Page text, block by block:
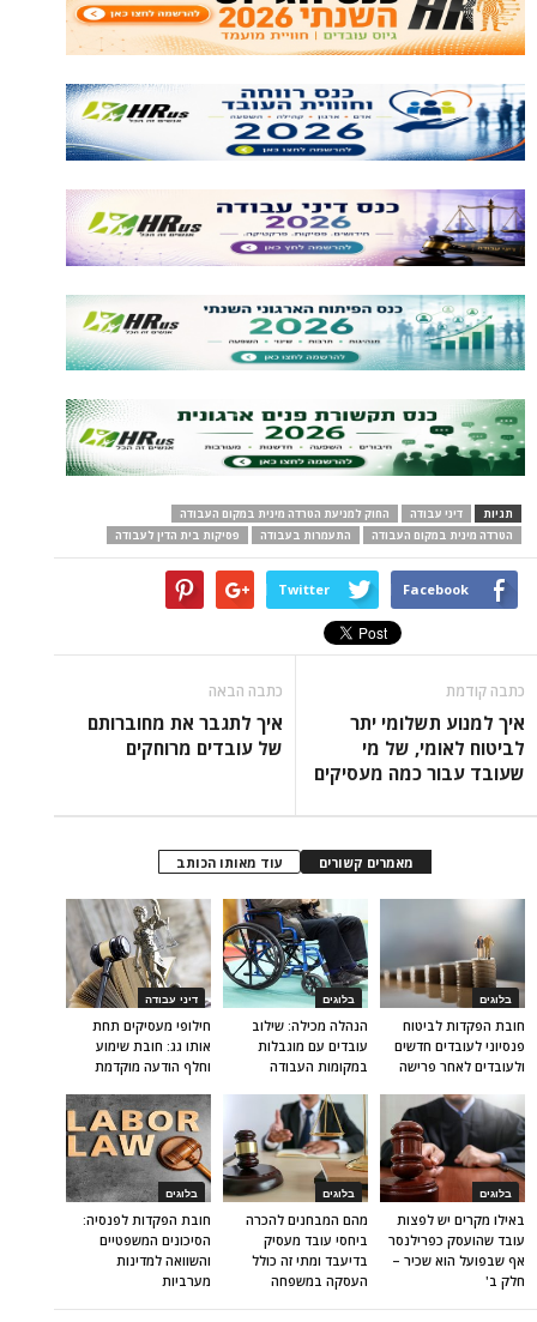
תגיות דיני עבודה
החוק למניעת הטרדה מינית במקום העבודה
הטרדה מינית במקום העבודה
התעמרות בעבודה פסיקות בית הדין לעבודה
Facebook
Twitter
כתבה קודמת
איך למנוע תשלומי יתר
לביטוח לאומי, של מי
שעובד עבור כמה מעסיקים
כתבה הבאה
איך לתגבר את מחוברותם
של עובדים מרוחקים
מאמרים קשורים עוד מאותו הכותב
דיני עבודה
חילופי מעסיקים תחת
אותו גג: חובת שימוע
וחלף הודעה מוקדמת
בלוגים
הנהלה מכילה: שילוב
עובדים עם מוגבלות
במקומות העבודה
בלוגים
חובת הפקדות לביטוח
פנסיוני לעובדים חדשים
ולעובדים לאחר פרישה
בלוגים
חובת הפקדות לפנסיה:
הסיכונים המשפטיים
והשוואה למדינות
מערביות
בלוגים
מהם המבחנים להכרה
ביחסי עובד מעסיק
בדיעבד ומתי זה כולל
העסקה במשפחה
בלוגים
באילו מקרים יש לפצות
עובד שהועסק כפרילנסר
אף שבפועל הוא שכיר –
חלק ב'